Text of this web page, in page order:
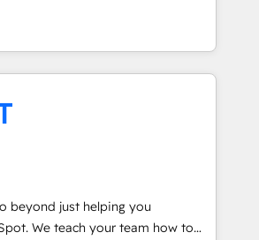
ready for you! Driving digital
go plans that accelerate value...
New or Check-fixing existing
... All Experts 3️⃣ Integrate |
your API Integration project... ⬅️
⬅️ to access 150+ Kickstart
that put HubSpot in the center
🛍️ Shopify or
Stripe or Paypal 💰 Sage or
or Microsoft ✍️ DocuSign or
beyond just helping you
how to